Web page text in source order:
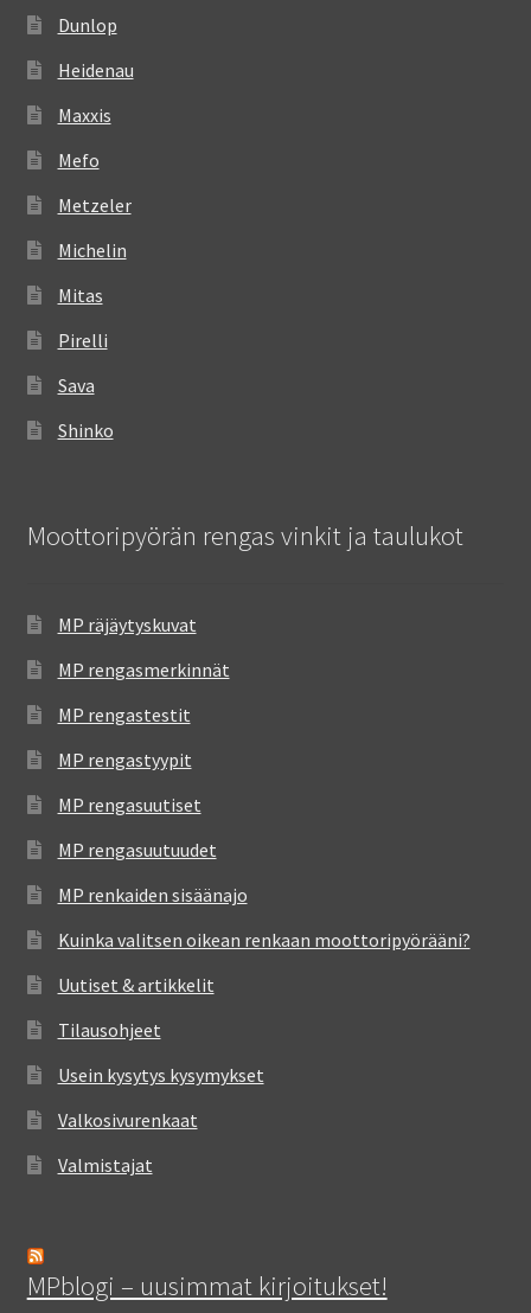
Dunlop
Heidenau
Maxxis
Mefo
Metzeler
Michelin
Mitas
Pirelli
Sava
Shinko
Moottoripyörän rengas vinkit ja taulukot
MP räjäytyskuvat
MP rengasmerkinnät
MP rengastestit
MP rengastyypit
MP rengasuutiset
MP rengasuutuudet
MP renkaiden sisäänajo
Kuinka valitsen oikean renkaan moottoripyörääni?
Uutiset & artikkelit
Tilausohjeet
Usein kysytys kysymykset
Valkosivurenkaat
Valmistajat
MPblogi – uusimmat kirjoitukset!